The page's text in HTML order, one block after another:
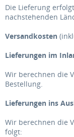
Die Lieferung
nachstehenden
Versandkosten
Lieferungen im
Wir berechnen die
Bestellung.
Lieferungen ins
Wir berechnen die
folgt: